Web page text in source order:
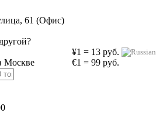
61 (Офис)
¥1 = 13 руб.
€1 = 99 руб.
Москве